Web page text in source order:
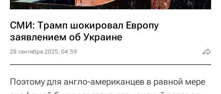
СМИ: Трамп шокировал Европу
заявлением об Украине
28 сентября 2025, 04:59
Поэтому для англо-американцев в равной мере